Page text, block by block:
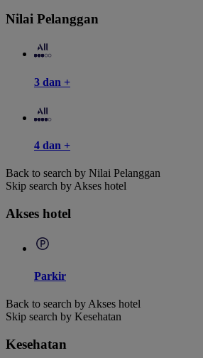
Nilai Pelanggan
3 dan +
4 dan +
Back to search by Nilai Pelanggan
Skip search by Akses hotel
Akses hotel
Parkir
Back to search by Akses hotel
Skip search by Kesehatan
Kesehatan